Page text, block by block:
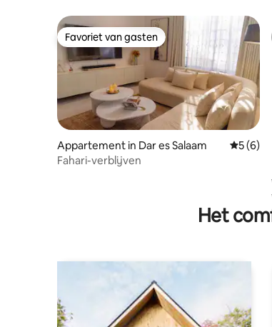
Favoriet van gasten
Favoriet van gasten
Appartement in Dar es Salaam
5 (6)
Fahari-verblijven
Het